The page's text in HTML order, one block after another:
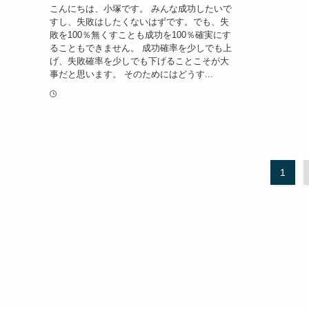
こんにちは、小塚です。 みんな成功したいで
すし、失敗はしたくないはずです。でも、失
敗を100％無くすことも成功を100％確実にす
ることもできません。 成功確率を少しでも上
げ、失敗確率を少しでも下げることこそが大
事だと思います。 そのためにはどうす...
1